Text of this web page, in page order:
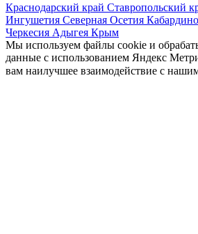
Краснодарский край Ставропольский
Ингушетия Северная Осетия
Черкесия Адыгея Крым
Мы используем файлы cookie и
данные с использованием Яндекс
вам наилучшее взаимодействие с